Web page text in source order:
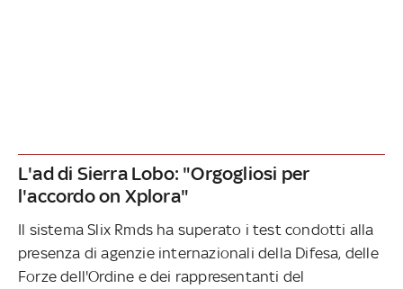
L'ad di Sierra Lobo: "Orgogliosi per
l'accordo on Xplora"
Il sistema Slix Rmds ha superato i test condotti alla
presenza di agenzie internazionali della Difesa, delle
Forze dell'Ordine e dei rappresentanti del